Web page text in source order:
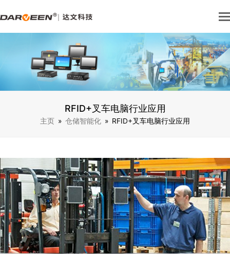
RFID+叉车电脑行业应用
主页 » 仓储智能化 » RFID+叉车电脑行业应用